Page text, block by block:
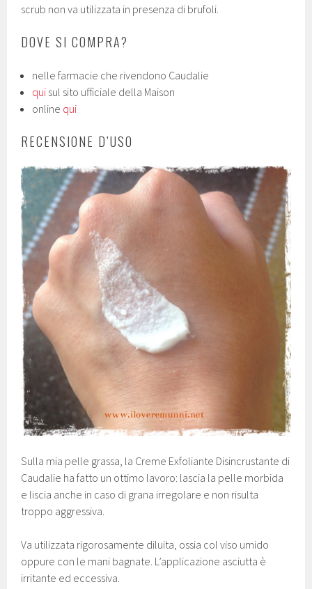
scrub non va utilizzata in presenza di brufoli.
DOVE SI COMPRA?
nelle farmacie che rivendono Caudalie
qui sul sito ufficiale della Maison
online qui
RECENSIONE D’USO
Sulla mia pelle grassa, la Creme Exfoliante Disincrustante di
Caudalie ha fatto un ottimo lavoro: lascia la pelle morbida
e liscia anche in caso di grana irregolare e non risulta
troppo aggressiva.
Va utilizzata rigorosamente diluita, ossia col viso umido
oppure con le mani bagnate. L’applicazione asciutta è
irritante ed eccessiva.